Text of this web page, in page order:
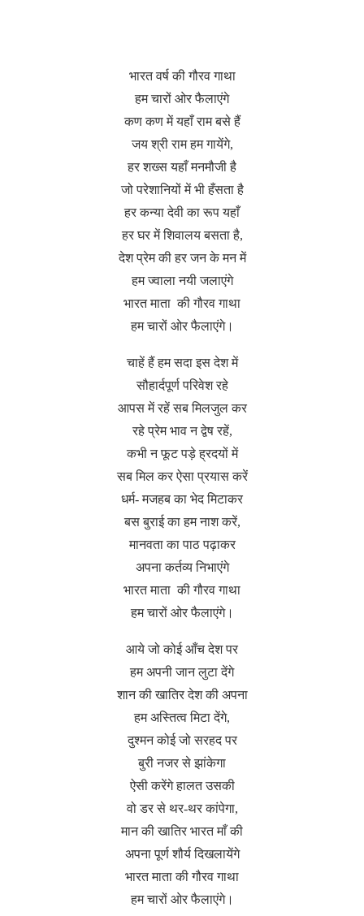
भारत वर्ष की गौरव गाथा
हम चारों ओर फैलाएंगे
कण कण में यहाँ राम बसे हैं
जय श्री राम हम गायेंगे,
हर शख्स यहाँ मनमौजी है
जो परेशानियों में भी हँसता है
हर कन्या देवी का रूप यहाँ
हर घर में शिवालय बसता है,
देश प्रेम की हर जन के मन में
हम ज्वाला नयी जलाएंगे
भारत माता की गौरव गाथा
हम चारों ओर फैलाएंगे।
चाहें हैं हम सदा इस देश में
सौहार्दपूर्ण परिवेश रहे
आपस में रहें सब मिलजुल कर
रहे प्रेम भाव न द्वेष रहें,
कभी न फूट पड़े ह्रदयों में
सब मिल कर ऐसा प्रयास करें
धर्म- मजहब का भेद मिटाकर
बस बुराई का हम नाश करें,
मानवता का पाठ पढ़ाकर
अपना कर्तव्य निभाएंगे
भारत माता की गौरव गाथा
हम चारों ओर फैलाएंगे।
आये जो कोई आँच देश पर
हम अपनी जान लुटा देंगे
शान की खातिर देश की अपना
हम अस्तित्व मिटा देंगे,
दुश्मन कोई जो सरहद पर
बुरी नजर से झांकेगा
ऐसी करेंगे हालत उसकी
वो डर से थर-थर कांपेगा,
मान की खातिर भारत माँ की
अपना पूर्ण शौर्य दिखलायेंगे
भारत माता की गौरव गाथा
हम चारों ओर फैलाएंगे।